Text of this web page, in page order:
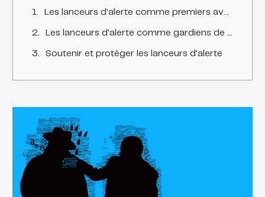
Les lanceurs d'alerte comme premiers avertisseurs
Les lanceurs d'alerte comme gardiens de l'éthique
Soutenir et protéger les lanceurs d'alerte